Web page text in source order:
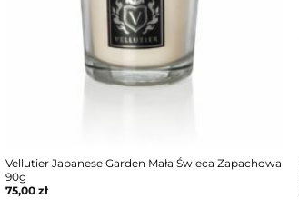
Vellutier Japanese Garden Mała Świeca Zapachowa
90g
75,00zł